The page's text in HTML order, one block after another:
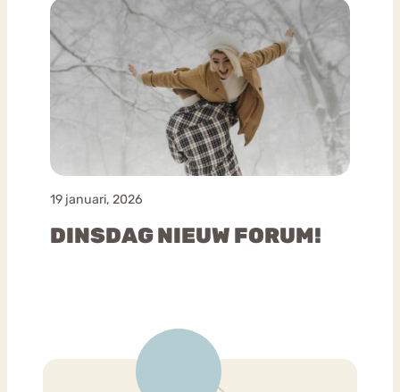
19 januari, 2026
DINSDAG NIEUW FORUM!